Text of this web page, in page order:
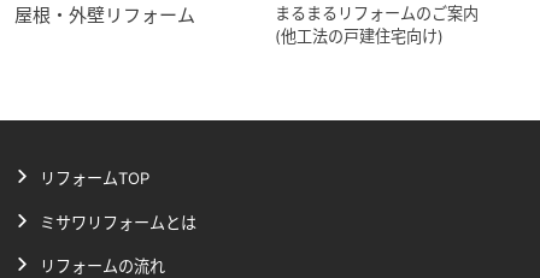
屋根・外壁リフォーム
まるまるリフォームのご案内
(他工法の戸建住宅向け)
リフォームTOP
ミサワリフォームとは
リフォームの流れ